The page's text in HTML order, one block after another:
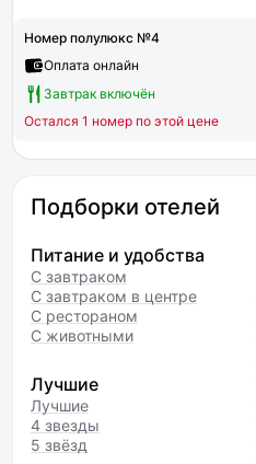
Номер полулюкс №4
Оплата онлайн
Завтрак включён
Остался 1 номер по этой цене
Подборки отелей
Питание и удобства
С завтраком
С завтраком в центре
С рестораном
С животными
Лучшие
Лучшие
4 звезды
5 звёзд